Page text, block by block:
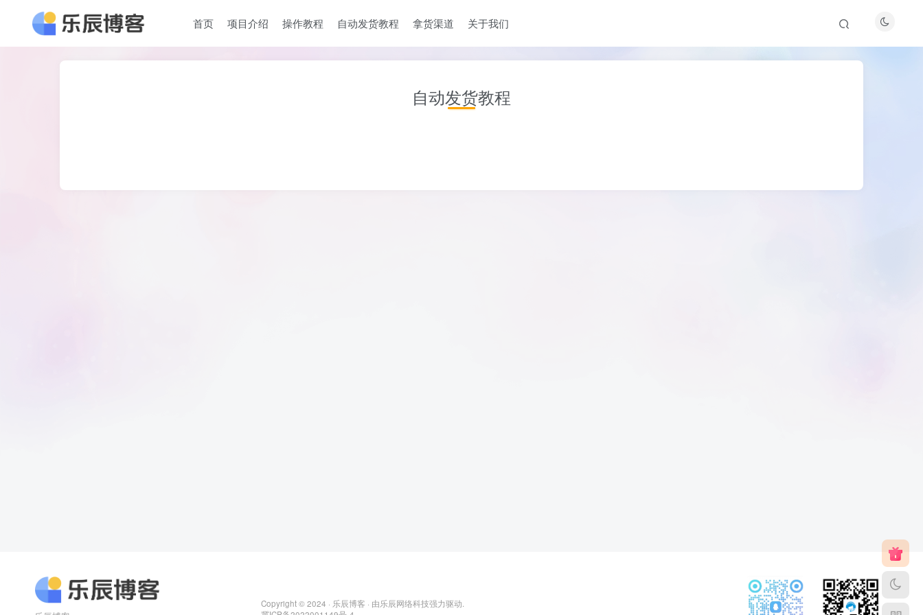
首页 项目介绍 操作教程 自动发货教程 拿货渠道 关于我们
自动发货教程
Copyright © 2024 · 乐辰博客 · 由乐辰网络科技强力驱动.